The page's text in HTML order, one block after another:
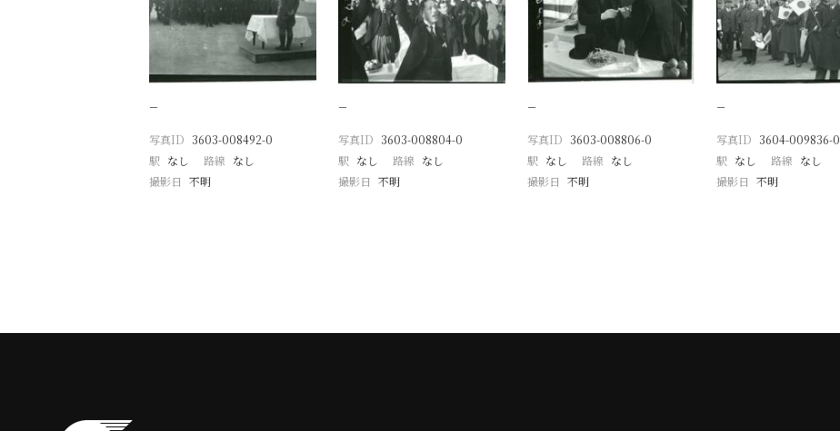
−
写真ID 3603-008492-0
駅 なし 路線 なし
撮影日 不明
−
写真ID 3603-008804-0
駅 なし 路線 なし
撮影日 不明
−
写真ID 3603-008806-0
駅 なし 路線 なし
撮影日 不明
−
写真ID 3604-009836-0
駅 なし 路線 なし
撮影日 不明